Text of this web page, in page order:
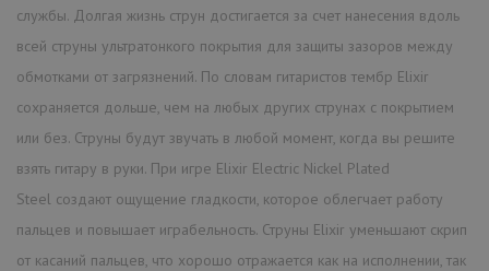
службы. Долгая жизнь струн достигается за счет нанесения вдоль
всей струны ультратонкого покрытия для защиты зазоров между
обмотками от загрязнений. По словам гитаристов тембр Elixir
cохраняется дольше, чем на любых других струнах с покрытием
или без. Струны будут звучать в любой момент, когда вы решите
взять гитару в руки. При игре Elixir Electric Nickel Plated
Steel создают ощущение гладкости, которое облегчает работу
пальцев и повышает играбельность. Струны Elixir уменьшают скрип
от касаний пальцев, что хорошо отражается как на исполнении, так